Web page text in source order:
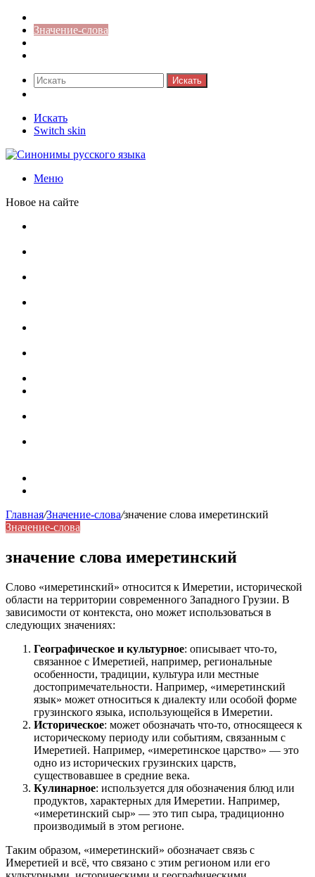
Значение-слова
Искать
Искать
Switch skin
Меню
Новое на сайте
Главная/Значение-слова/значение слова имеретинский
Значение-слова
значение слова имеретинский
Слово «имеретинский» относится к Имеретии, исторической
области на территории современного Западного Грузии. В
зависимости от контекста, оно может использоваться в
следующих значениях:
Географическое и культурное: описывает что-то,
связанное с Имеретией, например, региональные
особенности, традиции, культура или местные
достопримечательности. Например, «имеретинский
язык» может относиться к диалекту или особой форме
грузинского языка, использующейся в Имеретии.
Историческое: может обозначать что-то, относящееся к
историческому периоду или событиям, связанным с
Имеретией. Например, «имеретинское царство» — это
одно из исторических грузинских царств,
существовавшее в средние века.
Кулинарное: используется для обозначения блюд или
продуктов, характерных для Имеретии. Например,
«имеретинский сыр» — это тип сыра, традиционно
производимый в этом регионе.
Таким образом, «имеретинский» обозначает связь с
Имеретией и всё, что связано с этим регионом или его